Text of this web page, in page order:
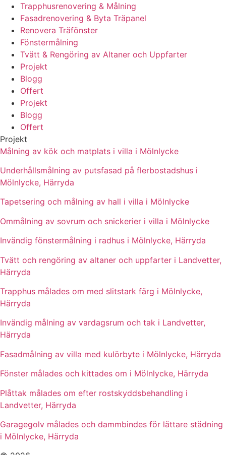
Trapphusrenovering & Målning
Fasadrenovering & Byta Träpanel
Renovera Träfönster
Fönstermålning
Tvätt & Rengöring av Altaner och Uppfarter
Projekt
Blogg
Offert
Projekt
Blogg
Offert
Projekt
Målning av kök och matplats i villa i Mölnlycke
Underhållsmålning av putsfasad på flerbostadshus i
Mölnlycke, Härryda
Tapetsering och målning av hall i villa i Mölnlycke
Ommålning av sovrum och snickerier i villa i Mölnlycke
Invändig fönstermålning i radhus i Mölnlycke, Härryda
Tvätt och rengöring av altaner och uppfarter i Landvetter,
Härryda
Trapphus målades om med slitstark färg i Mölnlycke,
Härryda
Invändig målning av vardagsrum och tak i Landvetter,
Härryda
Fasadmålning av villa med kulörbyte i Mölnlycke, Härryda
Fönster målades och kittades om i Mölnlycke, Härryda
Plåttak målades om efter rostskyddsbehandling i
Landvetter, Härryda
Garagegolv målades och dammbindes för lättare städning
i Mölnlycke, Härryda